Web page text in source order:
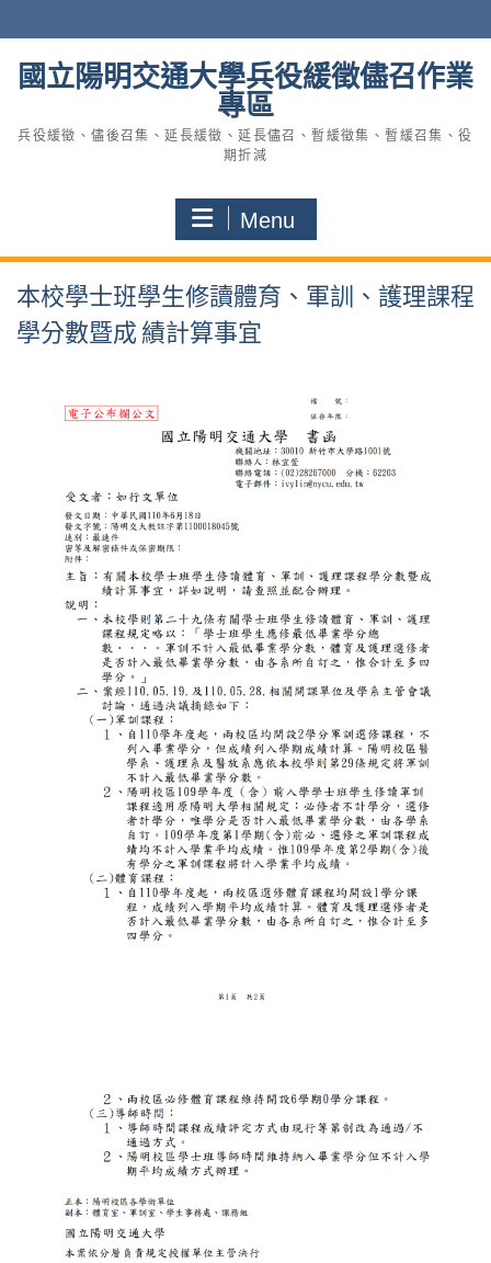
to
國立陽明交通大學兵役緩徵儘召作業
專區
兵役緩徵、儘後召集、延長緩徵、延長儘召、暫緩徵集、暫緩召集、役
期折減
Menu
本校學士班學生修讀體育、軍訓、護理課程
學分數暨成 績計算事宜